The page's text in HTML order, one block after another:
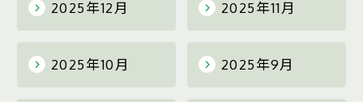
2025年12月 2025年11月
2025年10月 2025年9月